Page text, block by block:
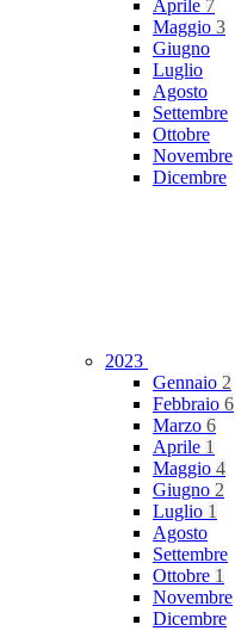
Aprile 7
Maggio 3
Giugno
Luglio
Agosto
Settembre
Ottobre
Novembre
Dicembre
2023
Gennaio 2
Febbraio 6
Marzo 6
Aprile 1
Maggio 4
Giugno 2
Luglio 1
Agosto
Settembre
Ottobre 1
Novembre
Dicembre